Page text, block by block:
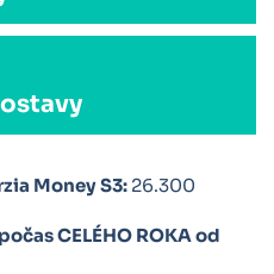
Money S3: 26.300
CELÉHO ROKA od